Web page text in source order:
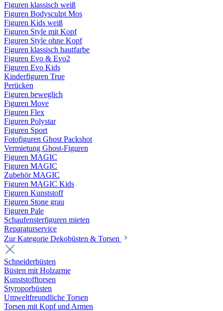
Figuren klassisch weiß
Figuren Bodysculpt Mos
Figuren Kids weiß
Figuren Style mit Kopf
Figuren Style ohne Kopf
Figuren klassisch hautfarbe
Figuren Evo & Evo2
Figuren Evo Kids
Kinderfiguren True
Perücken
Figuren beweglich
Figuren Move
Figuren Flex
Figuren Polystar
Figuren Sport
Fotofiguren Ghost Packshot
Vermietung Ghost-Figuren
Figuren MAGIC
Figuren MAGIC
Zubehör MAGIC
Figuren MAGIC Kids
Figuren Kunststoff
Figuren Stone grau
Figuren Pale
Schaufensterfiguren mieten
Reparaturservice
Zur Kategorie Dekobüsten & Torsen
Schneiderbüsten
Büsten mit Holzarme
Kunststofftorsen
Styroporbüsten
Umweltfreundliche Torsen
Torsen mit Kopf und Armen